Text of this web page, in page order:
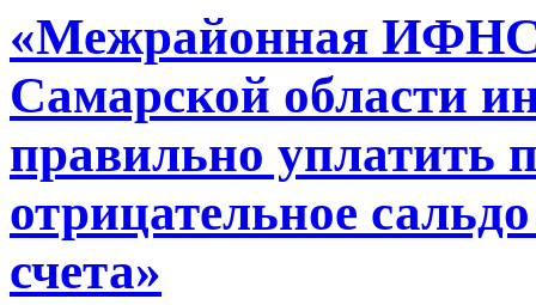
«Межрайонная
Самарской области
правильно уплатить
отрицательное
счета»